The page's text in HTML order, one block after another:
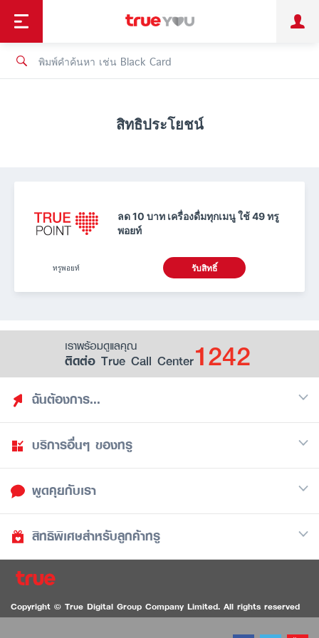
ลูกค้าบุคคล ลูกค้าองค์กร
ช้อป
เทรนด์เทคโนโลยี
สิทธิประโยชน์
ลด 10 บาท เครื่องดื่มทุกเมนู ใช้ 49 ทรู
พอยท์
ทรูพอยท์ รับสิทธิ์
เราพร้อมดูแลคุณ
ติดต่อ True Call Center1242
ฉันต้องการ...
ค้นหาสิทธิประโยชน์
รวมของฟรี
ดูสิทธิประโยชน์ที่เก็บไว้
เป็นพันธมิตรร้านค้ากับทรูยู (True Smart Merchant)
ดาวน์โหลดแอปทรูยูiOS / Android
บริการอื่นๆ ของทรู
มือถือ
อินเตอร์เน็ต
พูดคุยกับเรา
Call Center
1236 ลูกค้าทรูแบล็ค
ติดต่อเรา
สิทธิพิเศษสำหรับลูกค้าทรู
ทรูการ์ด
ทรูพอยท์
Copyright © True Digital Group Company Limited. All rights reserved